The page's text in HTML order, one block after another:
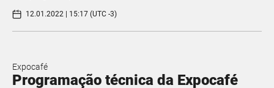
12.01.2022 | 15:17 (UTC -3)
Expocafé
Programação técnica da Expocafé